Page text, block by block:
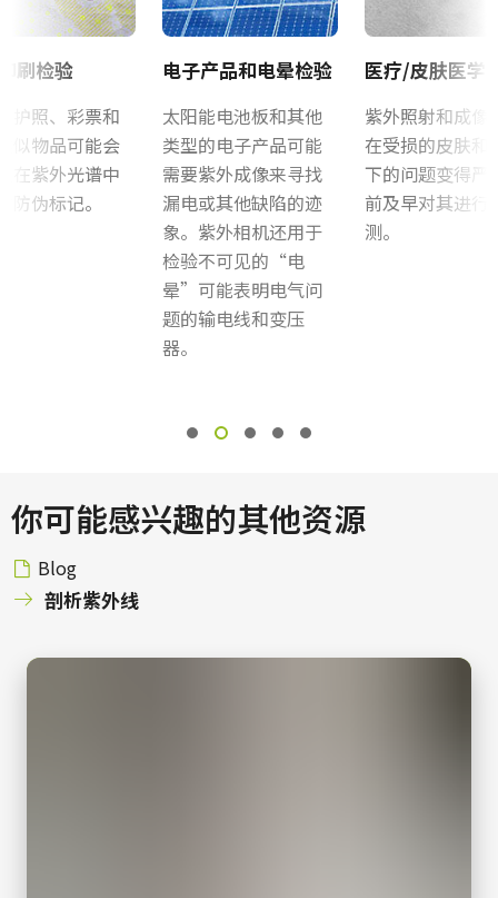
2560 x 2048 px
107 fps
ROI
接口
Mini Camera Link接口 (PoCL)
快门方式
全局快门
感光芯片对角
16.4 毫米
12.8 x 10.2 mm
Frame Rate Calculator - GO-5000 - All Models
Camera Selection Guide - Chinese
CAD File - Go-5000-PMCL-EP
三脚架转接板具有安装孔以适应Go系列外壳的间距。 标准1 / 4-20连
接到三脚架。 包括M3螺丝（深度5）。 只能使用提供的螺丝或其他
适当长度的螺丝。 使用较长的螺丝可能会损坏内部电路板。
Download 2D CAD drawing.
Camera Link数据线 SDR至SDR
高柔性Camera Link数据线 SDR至SDR
(LKK-CL-S-SDR-SDR-DM)
下载数据表
Camera Link数据线 MDR转SDR
刷检验
护照、彩票和
似物品可能会
在紫外光谱中
防伪标记。
电子产品和电晕检验
太阳能电池板和其他
类型的电子产品可能
需要紫外成像来寻找
漏电或其他缺陷的迹
象。紫外相机还用于
检验不可见的“电
晕”可能表明电气问
题的输电线和变压
器。
医疗/皮肤医学
紫外照射和成像
在受损的皮肤和
下的问题变得严
前及早对其进行
测。
你可能感兴趣的其他资源
Blog
剖析紫外线